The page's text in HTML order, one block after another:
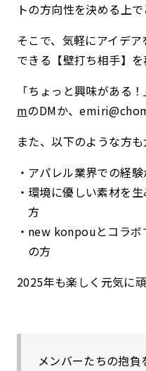
トの方向性を決める上
そこで、気軽にアイデ
できる【壁打ち相手】
「ちょっと興味がある
mのDMか、
また、以下のような方も
アパレル業界での経
環境に優しい素材を
方
new konpouとコラボ
の方
2025年も楽しく元気に
メンバーたちの抱